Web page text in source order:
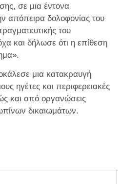
σε μια έντονα
απόπειρα δολοφονίας του
του
και δήλωσε ότι η επίθεση
μια κατακραυγή
ηγέτες και περιφερειακές
και από οργανώσεις
δικαιωμάτων.